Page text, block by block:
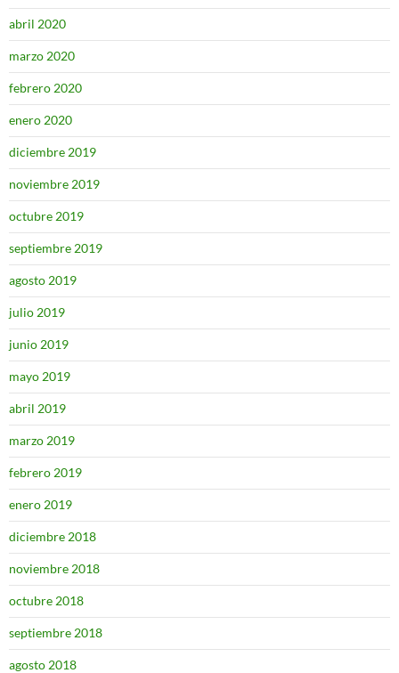
abril 2020
marzo 2020
febrero 2020
enero 2020
diciembre 2019
noviembre 2019
octubre 2019
septiembre 2019
agosto 2019
julio 2019
junio 2019
mayo 2019
abril 2019
marzo 2019
febrero 2019
enero 2019
diciembre 2018
noviembre 2018
octubre 2018
septiembre 2018
agosto 2018